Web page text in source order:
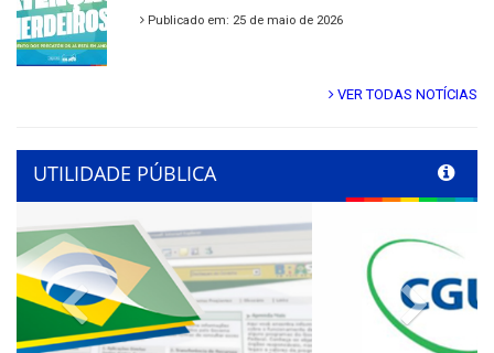
Publicado em: 25 de maio de 2026
VER TODAS NOTÍCIAS
UTILIDADE PÚBLICA
Previous Next